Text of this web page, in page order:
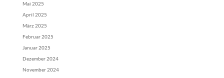
Mai 2025
April 2025
März 2025
Februar 2025
Januar 2025
Dezember 2024
November 2024